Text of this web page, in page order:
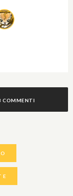
COMMENTI